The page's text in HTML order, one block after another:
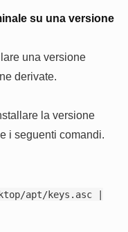
su una versione
una versione
derivate.
la versione
i seguenti comandi.
apt/keys.asc |